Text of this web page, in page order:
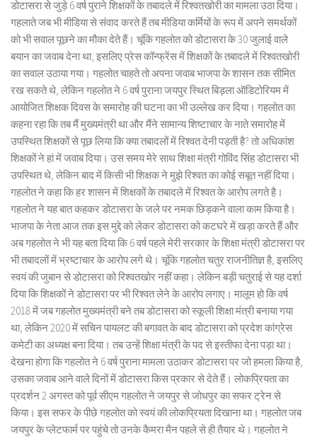
डोटासरा से जुड़े 6 वर्ष पुराने शिक्षकों के तबादले में रिश्वतखोरी का मामला उठा दिया।
गहलाते जब भी मीडिया से संवाद करते हैं तब मीडिया कर्मियों के रूप में अपने समर्थकों
को भी सवाल पूछने का मौका देते हैं। चूंकि गहलोत को डोटासरा के 30 जुलाई वाले
बयान का जवाब देना था, इसलिए प्रेस कॉन्फ्रेंस में शिक्षकों के तबादले में रिश्वतखोरी
का सवाल उठाया गया। गहलोत चाहते तो अपना जवाब भाजपा के शासन तक सीमित
रख सकते थे, लेकिन गहलोत ने 6 वर्ष पुराना जयपुर स्थित बिड़ला ऑडिटोरियम में
आयोजित शिक्षक दिवस के समारोह की घटना का भी उल्लेख कर दिया। गहलोत का
कहना रहा कि तब मैं मुख्यमंत्री था और मैंने सामान्य शिष्टाचार के नाते समारोह में
उपस्थित शिक्षकों से पूछ लिया कि क्या तबादलों में रिश्वत देनी पड़ती है? तो अधिकांश
शिक्षकों ने हां में जवाब दिया। उस समय मेरे साथ शिक्षा मंत्री गोविंद सिंह डोटासरा भी
उपस्थित थे, लेकिन बाद में किसी भी शिक्षक ने मुझे रिश्वत का कोई सबूत नहीं दिया।
गहलोत ने कहा कि हर शासन में शिक्षकों के तबादले में रिश्वत के आरोप लगते है।
गहलोत ने यह बात कहकर डोटासरा के जले पर नमक छिड़कने वाला काम किया है।
भाजपा के नेता आज तक इस मुद्दे को लेकर डोटासरा को कटघरे में खड़ा करते हैं और
अब गहलोत ने भी यह बता दिया कि 6 वर्ष पहले मेरी सरकार के शिक्षा मंत्री डोटासरा पर
भी तबादलों में भ्रष्टाचार के आरोप लगे थे। चूंकि गहलोत चतुर राजनीतिज्ञ है, इसलिए
स्वयं की जुबान से डोटासरा को रिश्वतखोर नहीं कहा। लेकिन बड़ी चतुराई से यह दर्शा
दिया कि शिक्षकों ने डोटासरा पर भी रिश्वत लेने के आरोप लगाए। मालूम हो कि वर्ष
2018 में जब गहलोत मुख्यमंत्री बने तब डोटासरा को स्कूली शिक्षा मंत्री बनाया गया
था, लेकिन 2020 में सचिन पायलट की बगावत के बाद डोटासरा को प्रदेश कांग्रेस
कमेटी का अध्यक्ष बना दिया। तब उन्हें शिक्षा मंत्री के पद से इस्तीफा देना पड़ा था।
देखना होगा कि गहलोत ने 6 वर्ष पुराना मामला उठाकर डोटासरा पर जो हमला किया है,
उसका जवाब आने वाले दिनों में डोटासरा किस प्रकार से देते हैं। लोकप्रियता का
प्रदर्शन 2 अगस्त को पूर्व सीएम गहलोत ने जयपुर से जोधपुर का सफर ट्रेन से
किया। इस सफर के पीछे गहलोत को स्वयं की लोकप्रियता दिखाना था। गहलोत जब
जयपुर के प्लेटफार्म पर पहुंचे तो उनके कैमरा मैन पहले से ही तैयार थे। गहलोत ने